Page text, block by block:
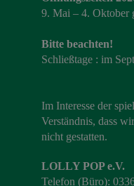
9. Mai – 4. Oktober
Bitte beachten!
Schließtage : im
Im Interesse der
Verständnis, dass
nicht gestatten.
LOLLY POP e.V.
Telefon (Büro):